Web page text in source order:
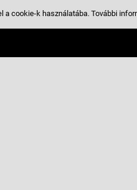
a cookie-k használatába. További